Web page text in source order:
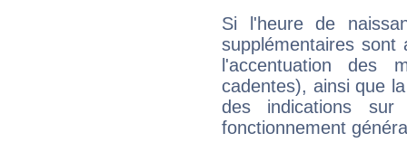
Si l'heure de
supplémentaires sont
l'accentuation des
cadentes), ainsi que
des indications sur
fonctionnement